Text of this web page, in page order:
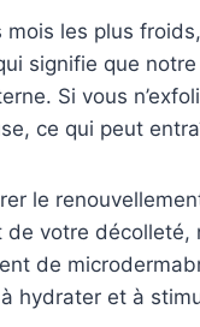
mois les plus
signifie que
Si vous
ce qui peut
le
votre décolleté,
de
hydrater et à